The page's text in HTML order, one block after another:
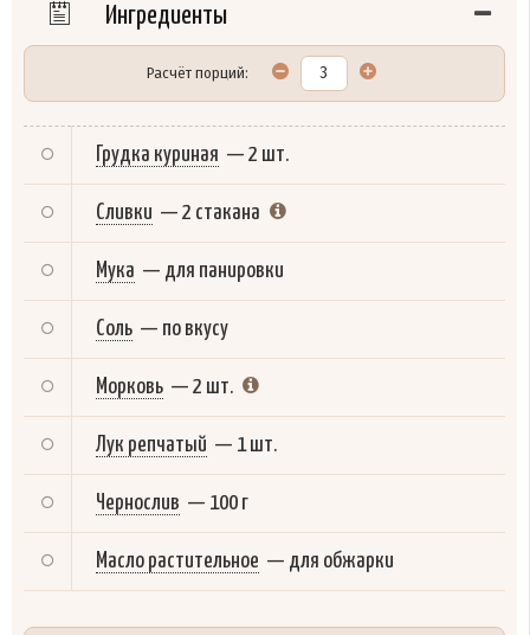
Ингредиенты
Расчёт порций:
Грудка куриная — 2 шт.
Сливки — 2 стакана
Мука — для панировки
Соль — по вкусу
Морковь — 2 шт.
Лук репчатый — 1 шт.
Чернослив — 100 г
Масло растительное — для обжарки